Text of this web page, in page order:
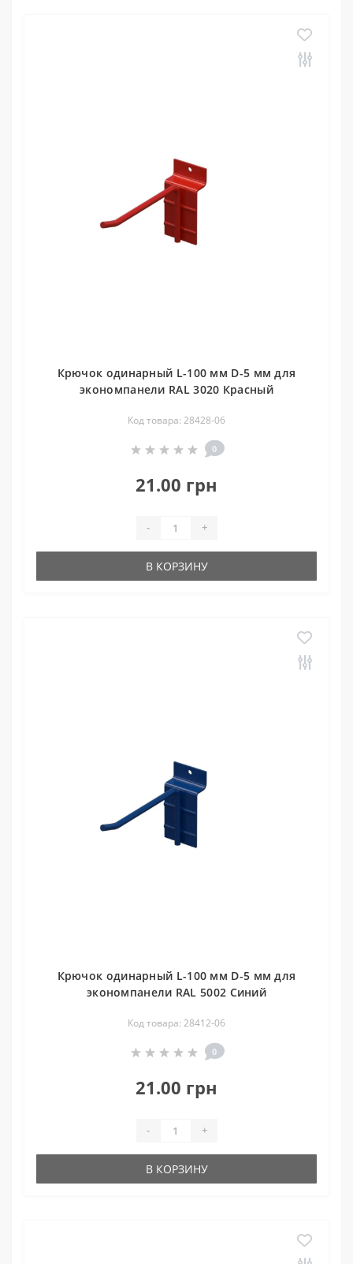
Крючок одинарный L-100 мм D-5 мм для
экономпанели RAL 3020 Красный
Код товара: 28428-06
0
21.00 грн
- +
В КОРЗИНУ
Крючок одинарный L-100 мм D-5 мм для
экономпанели RAL 5002 Синий
Код товара: 28412-06
0
21.00 грн
- +
В КОРЗИНУ